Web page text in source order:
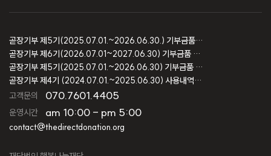
고객문의 070.7601.4405
운영시간 am 10:00 - pm 5:00
contact@thedirectdonation.org
곧장기부 제5기(2025.07.01.~2026.06.30.) 기부금품 모집결과 보고
곧장기부 제6기(2026.07.01~2027.06.30) 기부금품 모집등록 보고
곧장기부 제5기(2025.07.01.~2026.06.30) 기부금품 모집등록 보고
곧장기부 제4기 (2024.07.01.~2025.06.30) 사용내역 및 회계감사 보고